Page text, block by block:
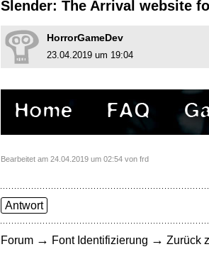
Slender: The Arrival website
HorrorGameDev
23.04.2019 um 19:04
Bearbeitet am 24.04.2019 um 02:54 von frd
Antwort
Forum → Font Identifizierung → Zurück